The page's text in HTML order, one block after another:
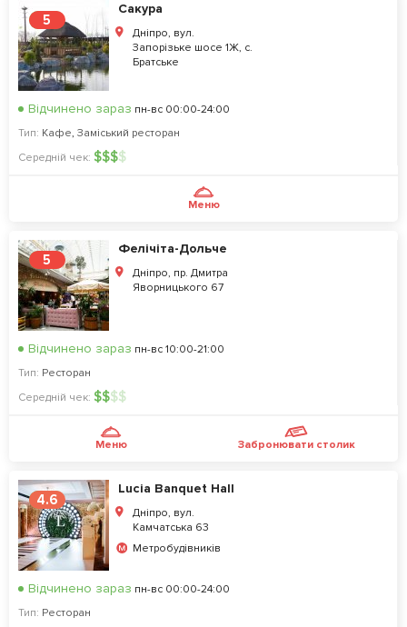
5
Сакура
Дніпро, вул.
Запорізьке шосе 1Ж, с.
Братське
Відчинено зараз пн-вс 00:00-24:00
Тип: Кафе, Заміський ресторан
Середній чек: $$$$
Меню
5
Фелічіта-Дольче
Дніпро, пр. Дмитра
Яворницького 67
Відчинено зараз пн-вс 10:00-21:00
Тип: Ресторан
Середній чек: $$$$
Меню Забронювати столик
4.6
Lucia Banquet Hall
Дніпро, вул.
Камчатська 63
Метробудівників
Відчинено зараз пн-вс 00:00-24:00
Тип: Ресторан